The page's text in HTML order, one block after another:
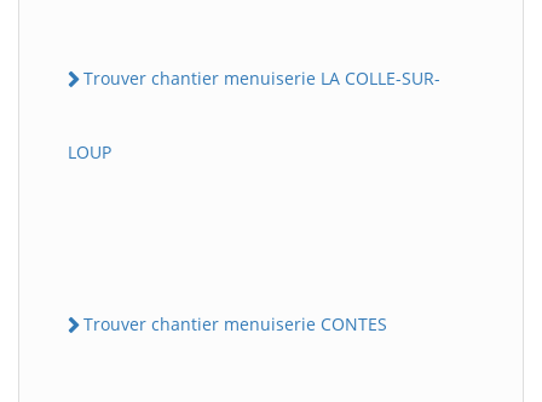
Trouver chantier menuiserie LA COLLE-SUR-
LOUP
Trouver chantier menuiserie CONTES